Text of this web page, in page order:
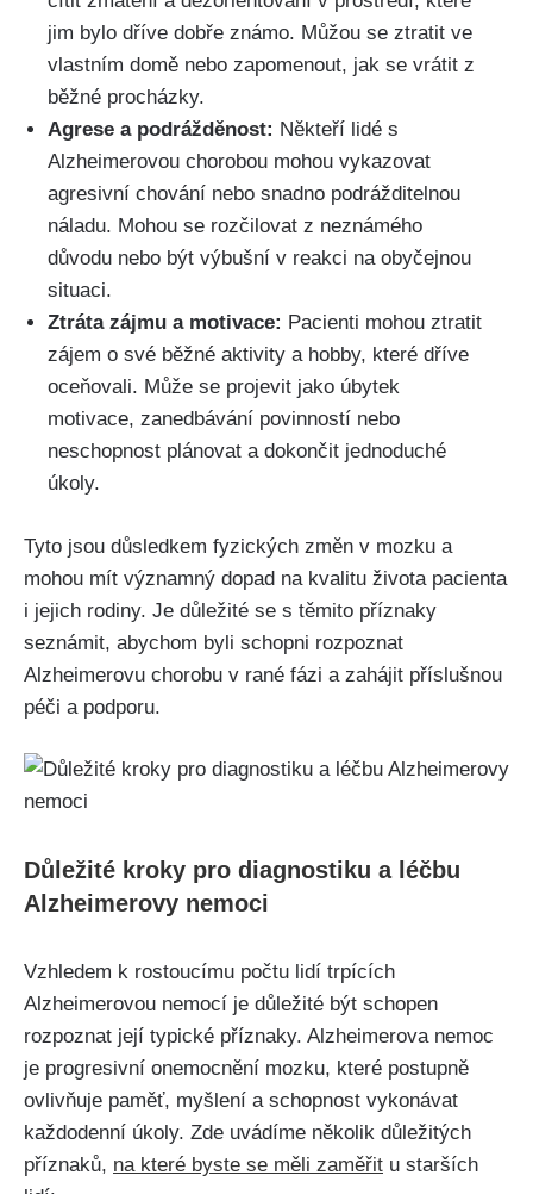
jim bylo dříve dobře známo. Můžou se ztratit ve
vlastním domě nebo zapomenout, jak se vrátit z
běžné procházky.
Agrese a podrážděnost: Někteří lidé s
Alzheimerovou chorobou mohou vykazovat
agresivní chování nebo snadno podrážditelnou
náladu. Mohou se rozčilovat z neznámého
důvodu nebo být výbušní v reakci na obyčejnou
situaci.
Ztráta zájmu a motivace: Pacienti mohou ztratit
zájem o své běžné aktivity a hobby, které dříve
oceňovali. Může se projevit jako úbytek
motivace, zanedbávání povinností nebo
neschopnost plánovat a dokončit jednoduché
úkoly.
Tyto jsou důsledkem fyzických změn v mozku a
mohou mít významný dopad na kvalitu života pacienta
i jejich rodiny. Je důležité se s těmito příznaky
seznámit, abychom byli schopni rozpoznat
Alzheimerovu chorobu v rané fázi a zahájit příslušnou
péči a podporu.
Důležité kroky pro diagnostiku a léčbu
Alzheimerovy nemoci
Vzhledem k rostoucímu počtu lidí trpících
Alzheimerovou nemocí je důležité být schopen
rozpoznat její typické příznaky. Alzheimerova nemoc
je progresivní onemocnění mozku, které postupně
ovlivňuje paměť, myšlení a schopnost vykonávat
každodenní úkoly. Zde uvádíme několik důležitých
příznaků, na které byste se měli zaměřit u starších